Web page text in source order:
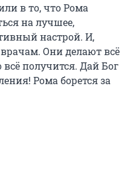
в то, что Рома
на лучшее,
настрой. И,
Они делают всё
получится. Дай Бог
Рома борется за